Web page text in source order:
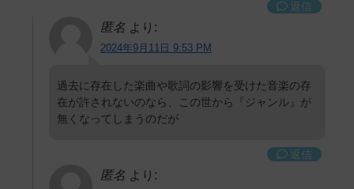
返信
匿名 より:
2024年9月11日 9:53 PM
過去に存在した楽曲や歌詞の影響を受けた音楽の存
在が許されないのなら、この世から『ジャンル』が
無くなってしまうのだが
返信
匿名 より: